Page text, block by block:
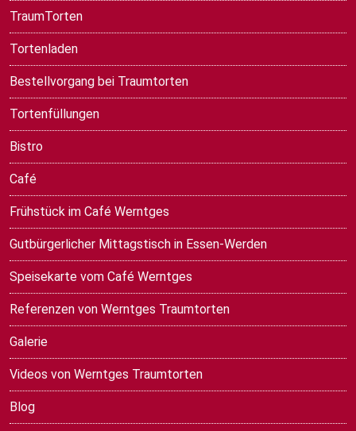
TraumTorten
Tortenladen
Bestellvorgang bei Traumtorten
Tortenfüllungen
Bistro
Café
Frühstück im Café Werntges
Gutbürgerlicher Mittagstisch in Essen-Werden
Speisekarte vom Café Werntges
Referenzen von Werntges Traumtorten
Galerie
Videos von Werntges Traumtorten
Blog